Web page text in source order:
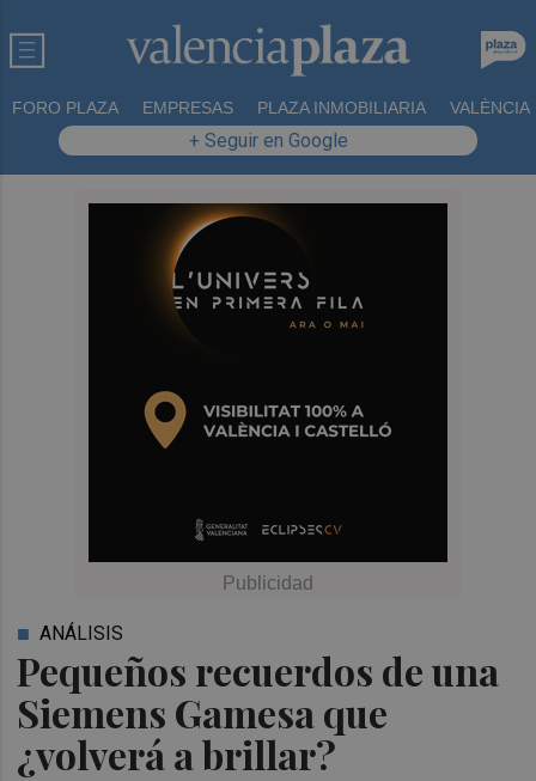
FORO PLAZA EMPRESAS PLAZA INMOBILIARIA VALÈNCIA
+ Seguir en Google
Pequeños recuerdos de una
Siemens Gamesa que
¿volverá a brillar?
ANÁLISIS